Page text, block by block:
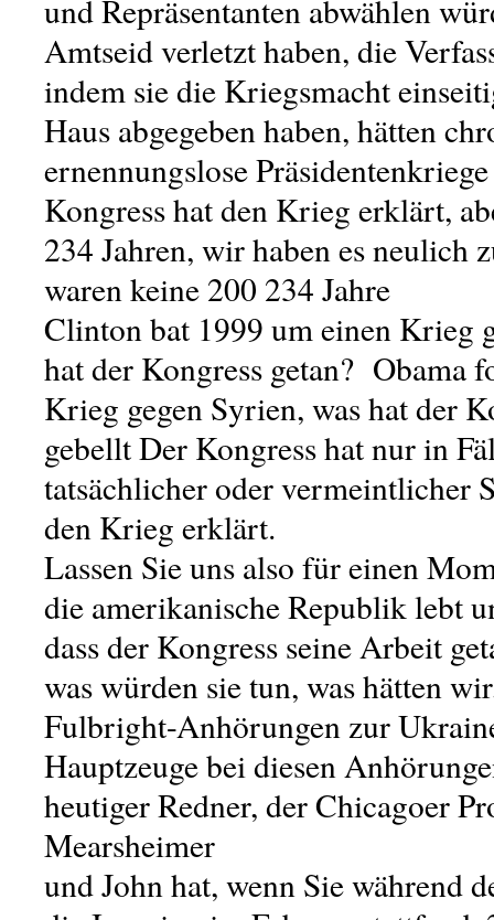
und Repräsentanten abwählen
Amtseid verletzt haben, die
indem sie die Kriegsmacht
Haus abgegeben haben, hätten
ernennungslose
Kongress hat den Krieg erklärt,
234 Jahren, wir haben es neulich
waren keine 200 234 Jahre
Clinton bat 1999 um einen Krieg
hat der Kongress getan? Obama
Krieg gegen Syrien, was hat der
gebellt Der Kongress hat nur in
tatsächlicher oder vermeintlicher
den Krieg erklärt.
Lassen Sie uns also für einen
die amerikanische Republik lebt
dass der Kongress seine Arbeit
was würden sie tun, was hätten
Fulbright-Anhörungen zur
Hauptzeuge bei diesen
heutiger Redner, der Chicagoer
Mearsheimer
und John hat, wenn Sie während